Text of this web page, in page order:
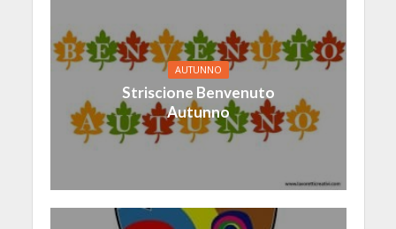
AUTUNNO
Striscione Benvenuto
Autunno